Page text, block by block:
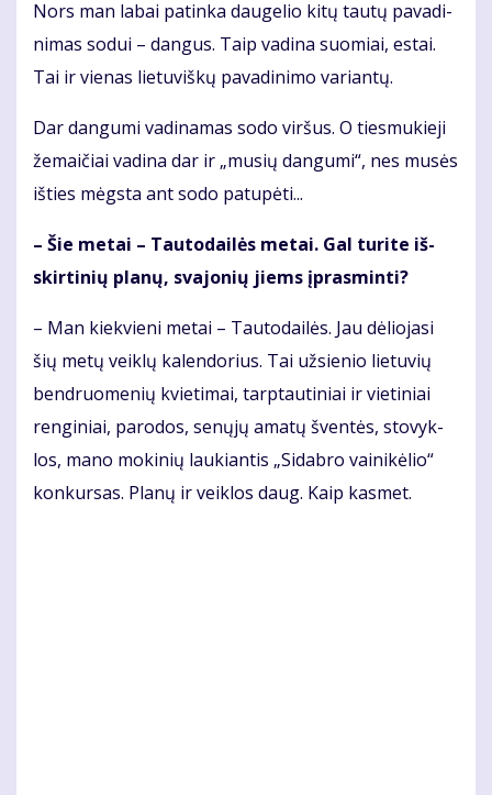
Nors man la­bai pa­tin­ka dau­ge­lio ki­tų tau­tų pa­va­di­
ni­mas so­dui – dan­gus. Taip va­di­na suo­miai, es­tai.
Tai ir vie­nas lie­tu­viš­kų pa­va­di­ni­mo va­rian­tų.
Dar dan­gu­mi va­di­na­mas so­do vir­šus. O ties­mu­kie­ji
že­mai­čiai va­di­na dar ir „mu­sių dan­gu­mi“, nes mu­sės
iš­ties mėgs­ta ant so­do pa­tu­pė­ti...
– Šie me­tai – Tau­to­dai­lės me­tai. Gal tu­ri­te iš­
skir­ti­nių pla­nų, sva­jo­nių jiems įpras­min­ti?
– Man kiek­vie­ni me­tai – Tau­to­dai­lės. Jau dė­lio­ja­si
šių me­tų veik­lų ka­len­do­rius. Tai už­sie­nio lie­tu­vių
ben­druo­me­nių kvie­ti­mai, tarp­tau­ti­niai ir vie­ti­niai
ren­gi­niai, pa­ro­dos, se­nų­jų ama­tų šven­tės, sto­vyk­
los, ma­no mo­ki­nių lau­kian­tis „Si­dab­ro vai­ni­kė­lio“
kon­kur­sas. Pla­nų ir veik­los daug. Kaip kas­met.